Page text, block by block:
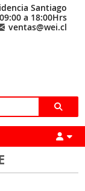
Santiago
a 18:00Hrs
ventas@wei.cl